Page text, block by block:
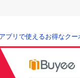
プリで使えるお得なクー